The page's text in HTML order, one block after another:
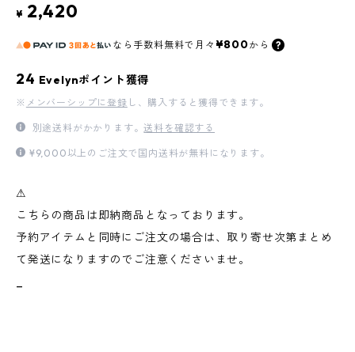
¥ 2,420
なら 手数料無料で 月々 ¥800から
24 Evelynポイント獲得
※ メンバーシップに登録 し、購入すると獲得できます。
別途送料がかかります。送料を確認する
¥9,000以上のご注文で国内送料が無料になります。
⚠︎
こちらの商品は即納商品となっております。
予約アイテムと同時にご注文の場合は、取り寄せ次第まとめ
て発送になりますのでご注意くださいませ。